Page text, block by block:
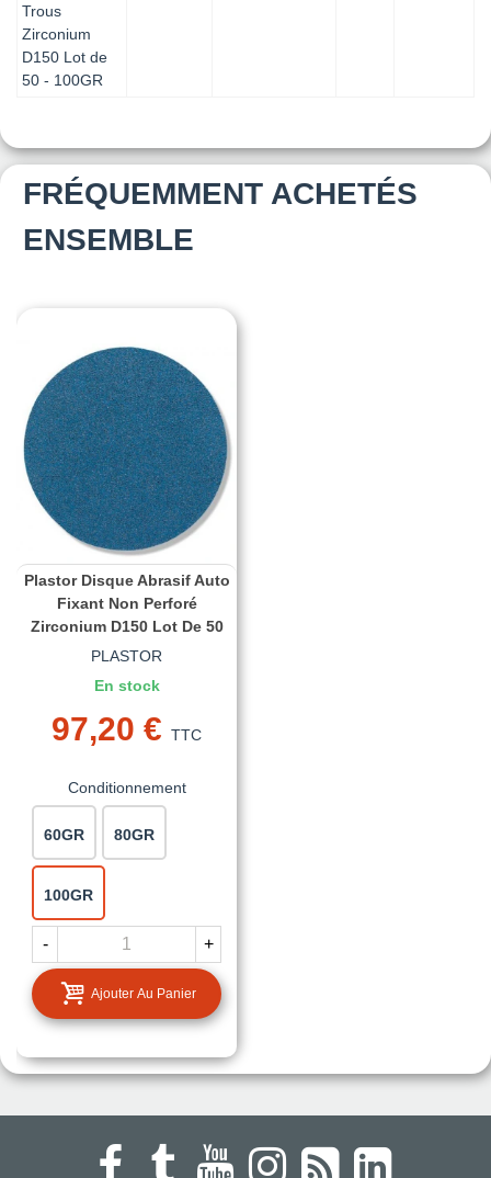
Trous
Zirconium
D150 Lot de
50 - 100GR
FRÉQUEMMENT ACHETÉS
ENSEMBLE
Plastor Disque Abrasif Auto
Fixant Non Perforé
Zirconium D150 Lot De 50
PLASTOR
En stock
97,20 € TTC
Conditionnement
60GR 80GR
100GR
- +
Ajouter Au Panier